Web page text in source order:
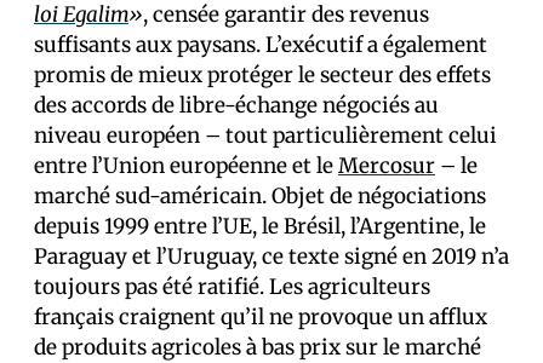
loi Egalim», censée garantir des revenus
suffisants aux paysans. L’exécutif a également
promis de mieux protéger le secteur des effets
des accords de libre-échange négociés au
niveau européen – tout particulièrement celui
entre l’Union européenne et leMercosur – le
marché sud-américain. Objet de négociations
depuis 1999 entre l’UE, le Brésil, l’Argentine, le
Paraguay et l’Uruguay, ce texte signé en 2019 n’a
toujours pas été ratifié. Les agriculteurs
français craignent qu’il ne provoque un afflux
de produits agricoles à bas prix sur le marché